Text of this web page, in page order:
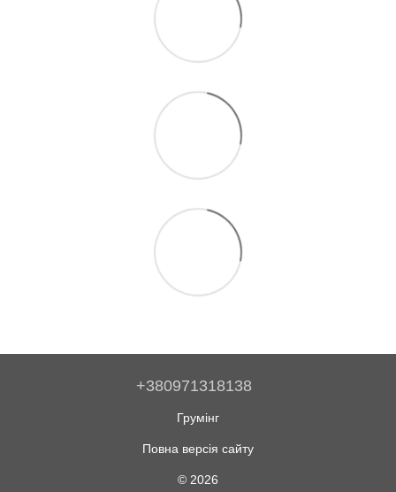
+380971318138
Грумінг
Повна версія сайту
© 2026